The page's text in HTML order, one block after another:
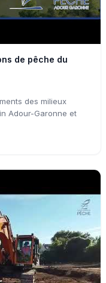
de pêche du
des milieux
Adour-Garonne et